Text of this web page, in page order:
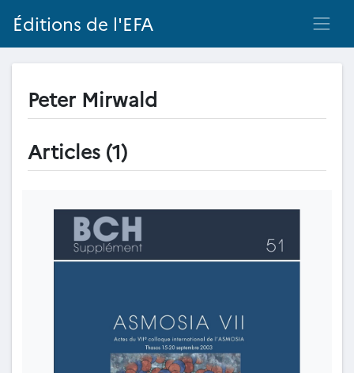
Éditions de l'EFA
Peter Mirwald
Articles (1)